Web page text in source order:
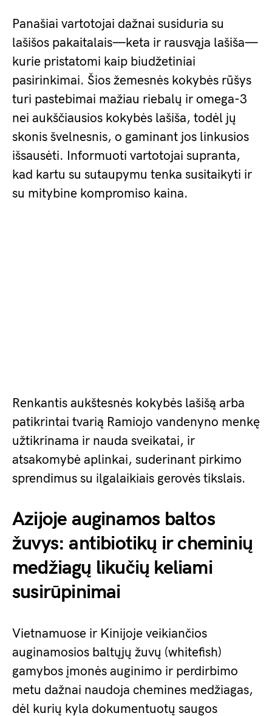
Panašiai vartotojai dažnai susiduria su
lašišos pakaitalais—keta ir rausvąja lašiša—
kurie pristatomi kaip biudžetiniai
pasirinkimai. Šios žemesnės kokybės rūšys
turi pastebimai mažiau riebalų ir omega-3
nei aukščiausios kokybės lašiša, todėl jų
skonis švelnesnis, o gaminant jos linkusios
išsausėti. Informuoti vartotojai supranta,
kad kartu su sutaupymu tenka susitaikyti ir
su mitybine kompromiso kaina.
Renkantis aukštesnės kokybės lašišą arba
patikrintai tvarią Ramiojo vandenyno menkę
užtikrinama ir nauda sveikatai, ir
atsakomybė aplinkai, suderinant pirkimo
sprendimus su ilgalaikiais gerovės tikslais.
Azijoje auginamos baltos
žuvys: antibiotikų ir cheminių
medžiagų likučių keliami
susirūpinimai
Vietnamuose ir Kinijoje veikiančios
auginamosios baltųjų žuvų (whitefish)
gamybos įmonės auginimo ir perdirbimo
metu dažnai naudoja chemines medžiagas,
dėl kurių kyla dokumentuotų saugos